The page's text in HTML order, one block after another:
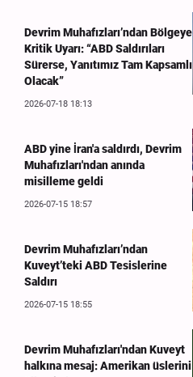
Devrim Muhafızları’ndan Bölgeye
Kritik Uyarı: “ABD Saldırıları
Sürerse, Yanıtımız Tam Kapsamlı
Olacak”
2026-07-18 18:13
ABD yine İran'a saldırdı, Devrim
Muhafızları'ndan anında
misilleme geldi
2026-07-15 18:57
Devrim Muhafızları’ndan
Kuveyt’teki ABD Tesislerine
Saldırı
2026-07-15 18:55
Devrim Muhafızları'ndan Kuveyt
halkına mesaj: Amerikan üslerini